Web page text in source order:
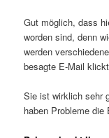
Gut möglich, dass
worden sind, denn
werden
besagte E-Mail
Sie ist wirklich sehr
haben Probleme die